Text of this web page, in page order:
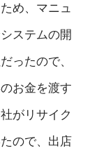
め、マニュ
ステムの開
ったので、
お金を渡す
がリサイク
ので、出店